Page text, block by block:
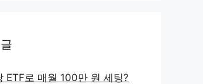
ETF로 매월 100만 원 세팅?